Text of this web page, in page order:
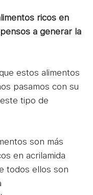
ricos en
a generar la
estos alimentos
pasamos con su
tipo de
son más
en acrilamida
todos ellos son